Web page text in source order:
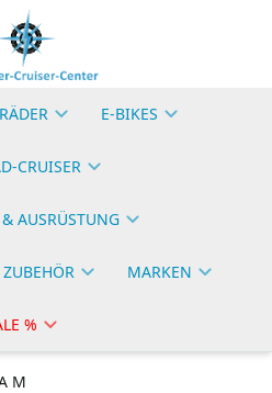
E-BIKES
CRUISER
AUSRÜSTUNG
ZUBEHÖR MARKEN
%
M